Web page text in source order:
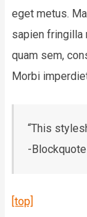
eget metus.
sapien fringilla
quam sem,
Morbi
“This
-Blockquote
[top]